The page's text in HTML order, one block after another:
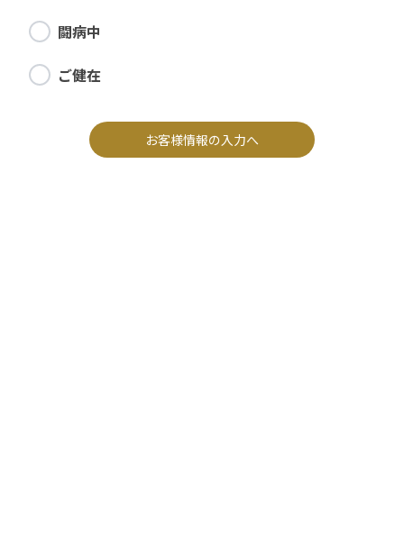
闘病中
ご健在
お客様情報の入力へ